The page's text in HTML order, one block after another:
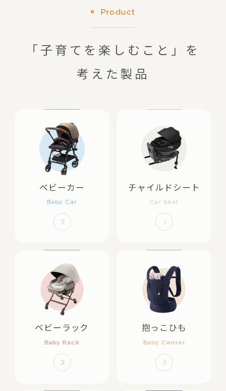
Product
「子育てを楽しむこと」を
考えた製品
ベビーカー チャイルドシート
ベビーラック 抱っこひも